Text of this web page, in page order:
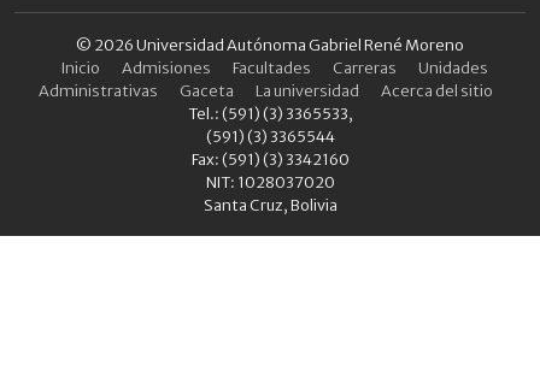
© 2026 Universidad Autónoma Gabriel René Moreno
Inicio
Admisiones Facultades Carreras
Unidades
Administrativas
Gaceta La universidad
Acerca del sitio
Tel.: (591) (3) 3365533,
(591) (3) 3365544
Fax: (591) (3) 3342160
NIT: 1028037020
Santa Cruz, Bolivia